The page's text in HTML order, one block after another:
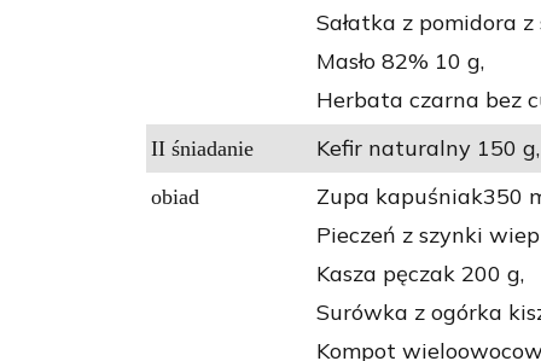
Sałatka z pomidora
Masło 82% 10 g,
Herbata czarna bez
II śniadanie Kefir naturalny 150 g,
obiad
Zupa kapuśniak350
Pieczeń z szynki
Kasza pęczak 200 g,
Surówka z ogórka
Kompot